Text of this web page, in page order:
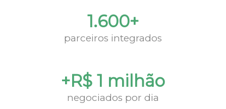
1.600+
parceiros integrados
+R$ 1 milhão
negociados por dia